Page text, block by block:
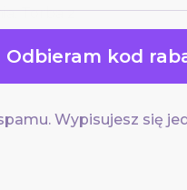
Torba z
Odbieram kod
spamu. Wypisujesz się